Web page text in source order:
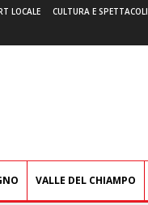
LOCALE CULTURA E SPETTACOLI
VALLE DEL CHIAMPO